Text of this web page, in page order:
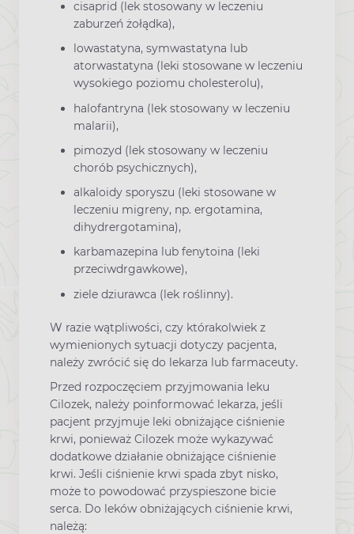
cisaprid (lek stosowany w leczeniu
zaburzeń żołądka),
lowastatyna, symwastatyna lub
atorwastatyna (leki stosowane w leczeniu
wysokiego poziomu cholesterolu),
halofantryna (lek stosowany w leczeniu
malarii),
pimozyd (lek stosowany w leczeniu
chorób psychicznych),
alkaloidy sporyszu (leki stosowane w
leczeniu migreny, np. ergotamina,
dihydrergotamina),
karbamazepina lub fenytoina (leki
przeciwdrgawkowe),
ziele dziurawca (lek roślinny).
W razie wątpliwości, czy którakolwiek z
wymienionych sytuacji dotyczy pacjenta,
należy zwrócić się do lekarza lub farmaceuty.
Przed rozpoczęciem przyjmowania leku
Cilozek, należy poinformować lekarza, jeśli
pacjent przyjmuje leki obniżające ciśnienie
krwi, ponieważ Cilozek może wykazywać
dodatkowe działanie obniżające ciśnienie
krwi. Jeśli ciśnienie krwi spada zbyt nisko,
może to powodować przyspieszone bicie
serca. Do leków obniżających ciśnienie krwi,
należą: